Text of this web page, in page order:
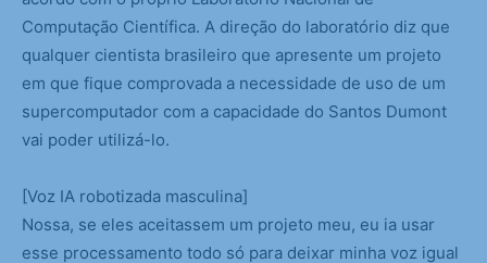
Computação Científica. A direção do laboratório diz que
qualquer cientista brasileiro que apresente um projeto
em que fique comprovada a necessidade de uso de um
supercomputador com a capacidade do Santos Dumont
vai poder utilizá-lo.
[Voz IA robotizada masculina]
Nossa, se eles aceitassem um projeto meu, eu ia usar
esse processamento todo só para deixar minha voz igual